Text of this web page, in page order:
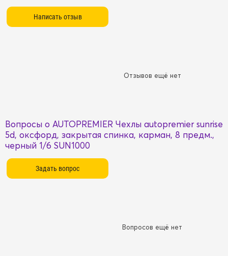
Отзывов ещё нет
Вопросы о AUTOPREMIER Чехлы autopremier sunrise
5d, оксфорд, закрытая спинка, карман, 8 предм.,
черный 1/6 SUN1000
Вопросов ещё нет